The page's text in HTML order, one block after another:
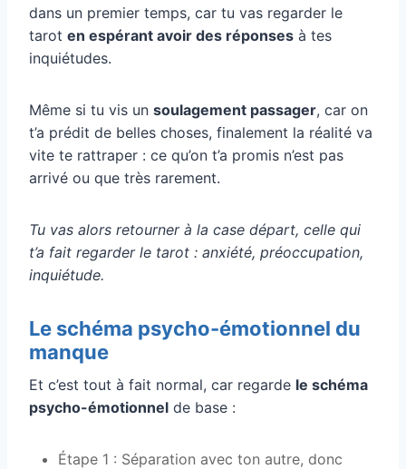
dans un premier temps, car tu vas regarder le
tarot en espérant avoir des réponses à tes
inquiétudes.
Même si tu vis un soulagement passager, car on
t’a prédit de belles choses, finalement la réalité va
vite te rattraper : ce qu’on t’a promis n’est pas
arrivé ou que très rarement.
Tu vas alors retourner à la case départ, celle qui
t’a fait regarder le tarot : anxiété, préoccupation,
inquiétude.
Le schéma psycho-émotionnel du
manque
Et c’est tout à fait normal, car regarde le schéma
psycho-émotionnel de base :
Étape 1 : Séparation avec ton autre, donc